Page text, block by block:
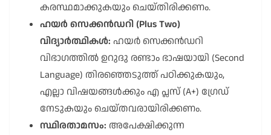
കരസ്ഥമാക്കുകയും ചെയ്തിരിക്കണം.
ഹയർ സെക്കൻഡറി (Plus Two)
വിദ്യാർത്ഥികൾ: ഹയർ സെക്കൻഡറി
വിഭാഗത്തിൽ ഉറുദു രണ്ടാം ഭാഷയായി (Second
Language) തിരഞ്ഞെടുത്ത് പഠിക്കുകയും,
എല്ലാ വിഷയങ്ങൾക്കും എ പ്ലസ് (A+) ഗ്രേഡ്
നേടുകയും ചെയ്തവരായിരിക്കണം.
സ്ഥിരതാമസം: അപേക്ഷിക്കുന്ന